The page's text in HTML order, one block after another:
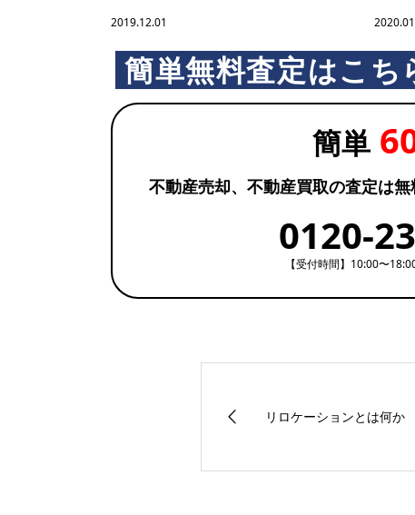
ラ
ー
2019.12.01
簡単無料査定はこち
簡単
不動産売却、不動産買取の査定は無
0120-
【受付時間】10:00〜
リロケーションとは何か